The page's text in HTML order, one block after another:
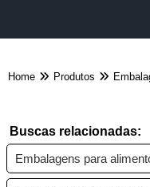
Home Produtos
Buscas relacionadas:
Embalagens para